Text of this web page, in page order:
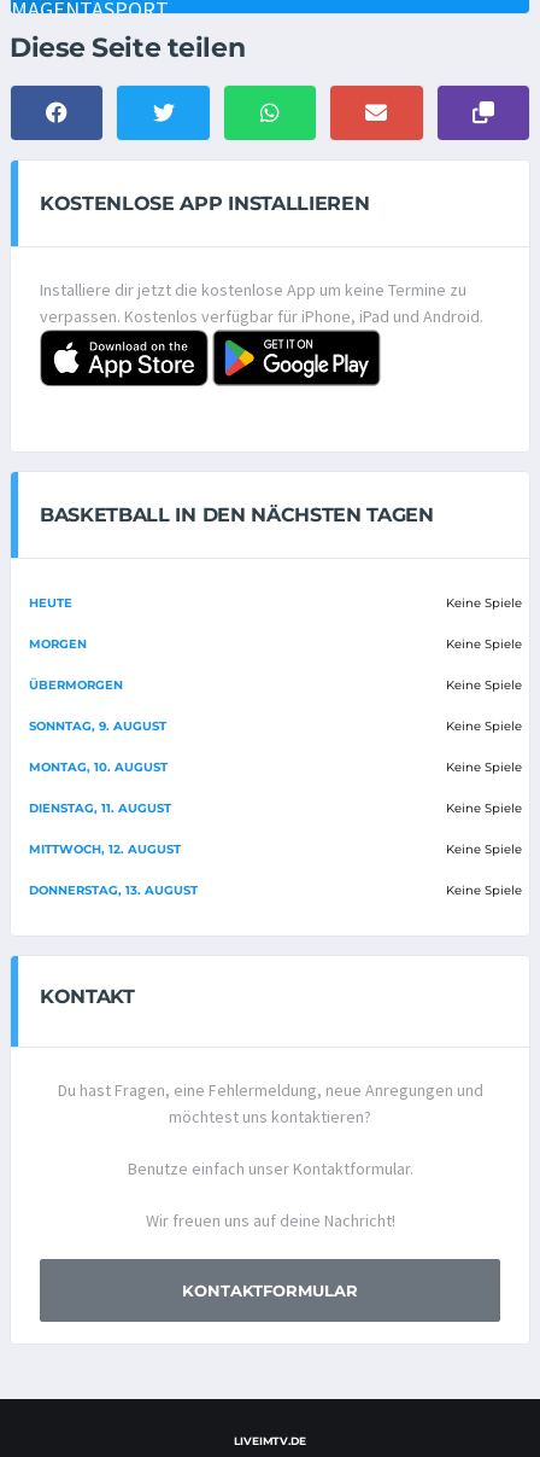
Diese Seite teilen
KOSTENLOSE APP INSTALLIEREN
Installiere dir jetzt die kostenlose App um keine Termine zu
verpassen. Kostenlos verfügbar für iPhone, iPad und Android.
BASKETBALL IN DEN NÄCHSTEN TAGEN
HEUTE Keine Spiele
MORGEN Keine Spiele
ÜBERMORGEN Keine Spiele
SONNTAG, 9. AUGUST Keine Spiele
MONTAG, 10. AUGUST Keine Spiele
DIENSTAG, 11. AUGUST Keine Spiele
MITTWOCH, 12. AUGUST Keine Spiele
DONNERSTAG, 13. AUGUST Keine Spiele
KONTAKT
Du hast Fragen, eine Fehlermeldung, neue Anregungen und
möchtest uns kontaktieren?
Benutze einfach unser Kontaktformular.
Wir freuen uns auf deine Nachricht!
KONTAKTFORMULAR
LIVEIMTV.DE